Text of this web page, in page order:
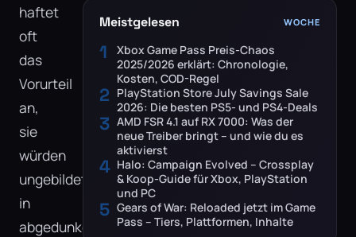
haftet
oft
das
Vorurteil
an,
sie
würden
ungebildet
in
abgedunkelten
Meistgelesen WOCHE
1
Xbox Game Pass Preis-Chaos
2025/2026 erklärt: Chronologie,
Kosten, COD-Regel
2 PlayStation Store July Savings Sale
2026: Die besten PS5- und PS4-Deals
3 AMD FSR 4.1 auf RX 7000: Was der
neue Treiber bringt – und wie du es
aktivierst
4 Halo: Campaign Evolved – Crossplay
& Koop-Guide für Xbox, PlayStation
und PC
5 Gears of War: Reloaded jetzt im Game
Pass – Tiers, Plattformen, Inhalte